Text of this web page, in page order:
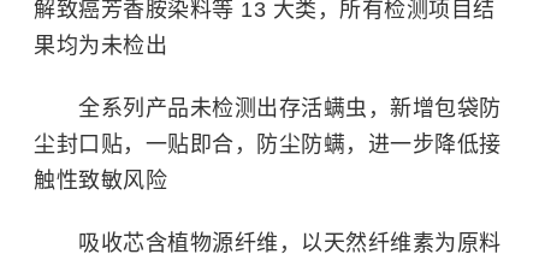
解致癌芳香胺染料等 13 大类，所有检测项目结
果均为未检出
全系列产品未检测出存活螨虫，新增包袋防
尘封口贴，一贴即合，防尘防螨，进一步降低接
触性致敏风险
吸收芯含植物源纤维，以天然纤维素为原料